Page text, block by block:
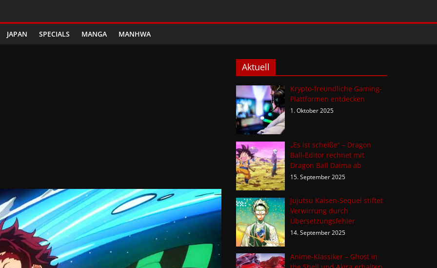
JAPAN SPECIALS MANGA MANHWA
Aktuell
Krypto-freundliche Gaming-
Plattformen entdecken
1. Oktober 2025
„Es ist scheiße“ – Dragon
Ball-Editor rechnet mit
Dragon Ball Daima ab
15. September 2025
Jujutsu Kaisen-Sequel stiftet
Verwirrung durch
Übersetzungsfehler
14. September 2025
Anime-Klassiker – Ghost in